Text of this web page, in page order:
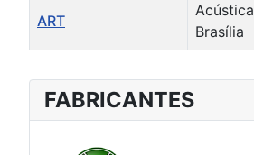
ART
Acústica
Brasília
FABRICANTES